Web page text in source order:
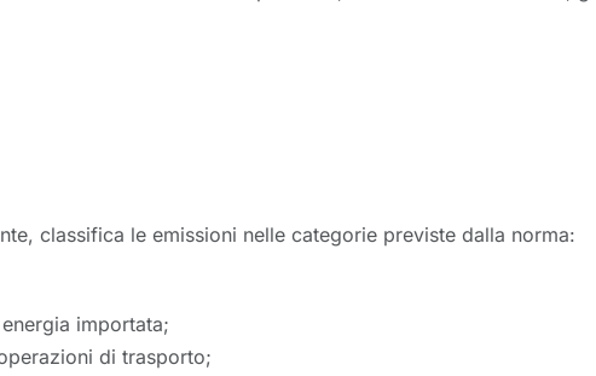
classifica le emissioni nelle categorie previste dalla norma:
importata;
di trasporto;